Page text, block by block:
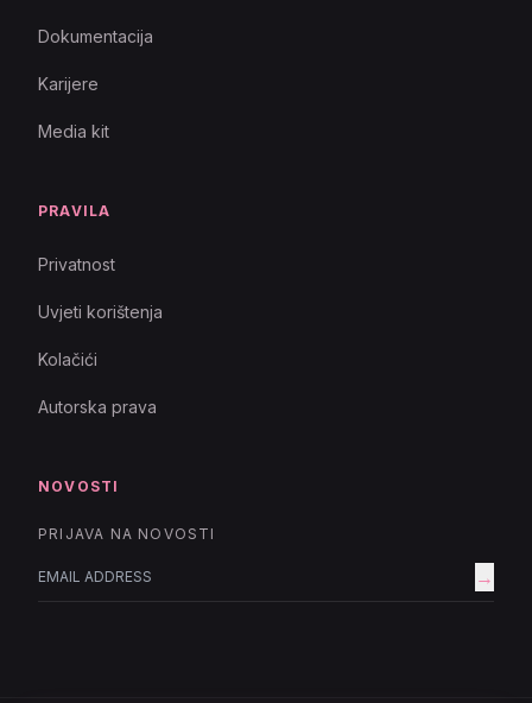
Dokumentacija
Karijere
Media kit
PRAVILA
Privatnost
Uvjeti korištenja
Kolačići
Autorska prava
NOVOSTI
PRIJAVA NA NOVOSTI
→